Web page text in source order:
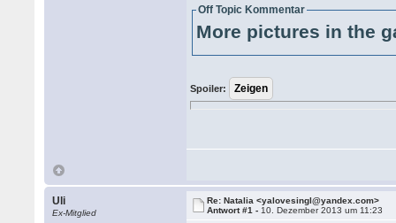
Off Topic Kommentar
More pictures in the
Spoiler:
Uli
Ex-Mitglied
Re: Natalia <yalovesingl@yandex.com>
Antwort #1 - 10. Dezember 2013 um 11:23